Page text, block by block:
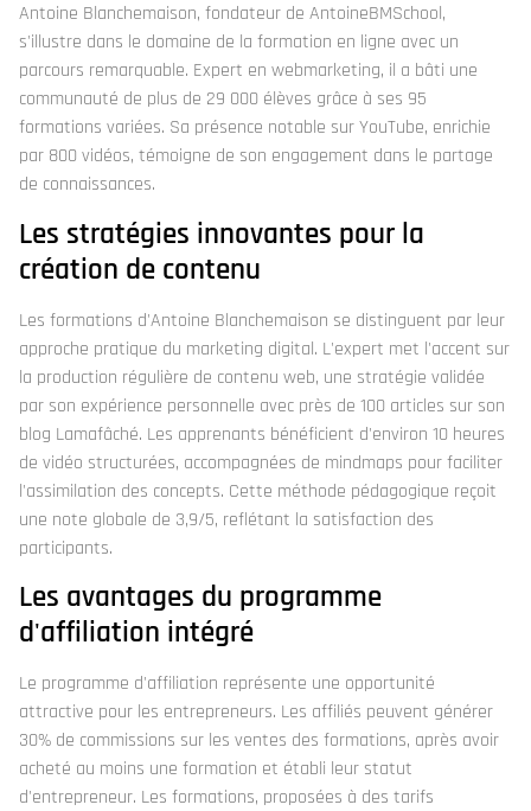
Antoine Blanchemaison, fondateur de AntoineBMSchool,
s'illustre dans le domaine de la formation en ligne avec un
parcours remarquable. Expert en webmarketing, il a bâti une
communauté de plus de 29 000 élèves grâce à ses 95
formations variées. Sa présence notable sur YouTube, enrichie
par 800 vidéos, témoigne de son engagement dans le partage
de connaissances.
Les stratégies innovantes pour la
création de contenu
Les formations d'Antoine Blanchemaison se distinguent par leur
approche pratique du marketing digital. L'expert met l'accent sur
la production régulière de contenu web, une stratégie validée
par son expérience personnelle avec près de 100 articles sur son
blog Lamafâché. Les apprenants bénéficient d'environ 10 heures
de vidéo structurées, accompagnées de mindmaps pour faciliter
l'assimilation des concepts. Cette méthode pédagogique reçoit
une note globale de 3,9/5, reflétant la satisfaction des
participants.
Les avantages du programme
d'affiliation intégré
Le programme d'affiliation représente une opportunité
attractive pour les entrepreneurs. Les affiliés peuvent générer
30% de commissions sur les ventes des formations, après avoir
acheté au moins une formation et établi leur statut
d'entrepreneur. Les formations, proposées à des tarifs